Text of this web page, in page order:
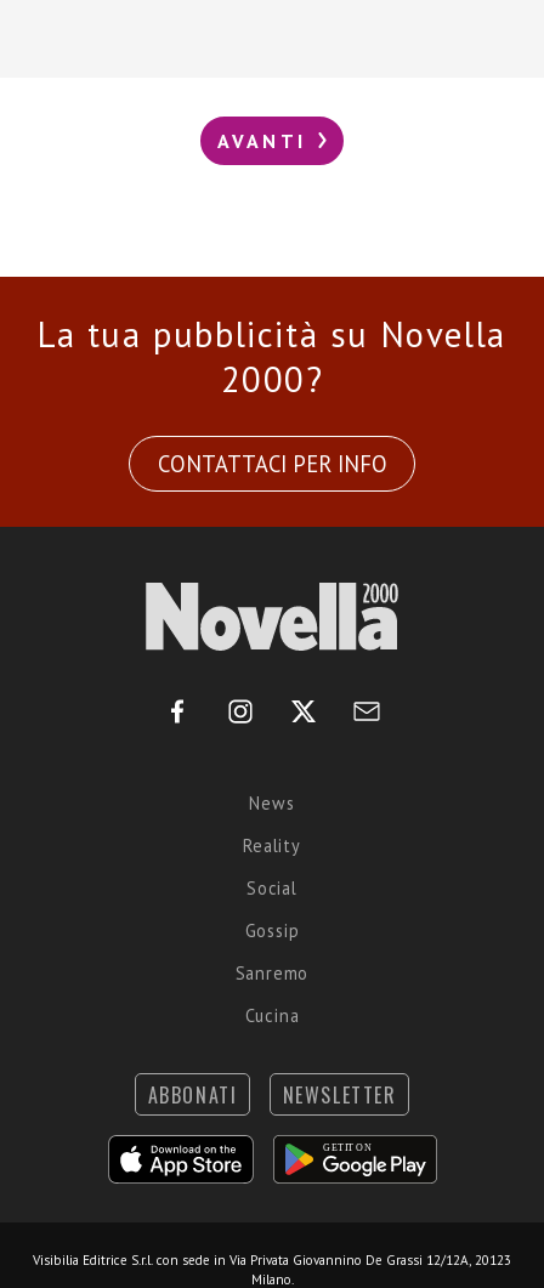
AVANTI
La tua pubblicità su Novella
2000?
CONTATTACI PER INFO
News
Reality
Social
Gossip
Sanremo
Cucina
ABBONATI NEWSLETTER
Visibilia Editrice S.r.l. con sede in Via Privata Giovannino De Grassi 12/12A, 20123
Milano.